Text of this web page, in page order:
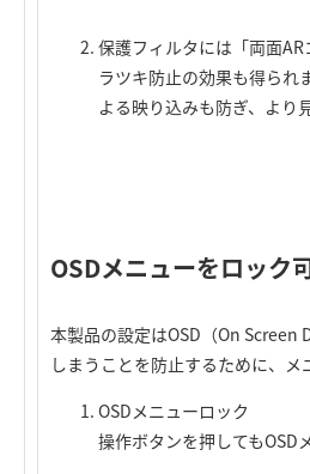
保護フィルタには「両面
ラツキ防止の効果も得られ
よる映り込みも防ぎ、より
OSDメニューをロック
本製品の設定はOSD（On
しまうことを防止するために、
OSDメニューロック
操作ボタンを押してもOSD